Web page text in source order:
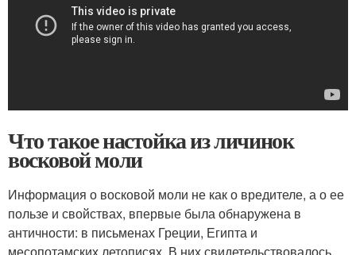
Что такое настойка из личинок
восковой моли
Информация о восковой моли не как о вредителе, а о ее
пользе и свойствах, впервые была обнаружена в
античности: в письменах Греции, Египта и